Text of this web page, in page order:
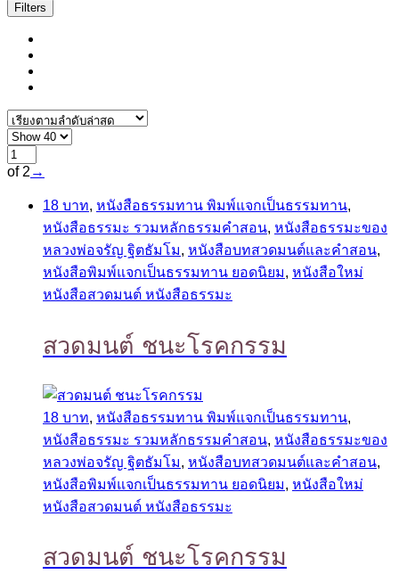
Filters
of 2 →
18 บาท, หนังสือธรรมทาน พิมพ์แจกเป็นธรรมทาน,
หนังสือธรรมะ รวมหลักธรรมคำสอน, หนังสือธรรมะของ
หลวงพ่อจรัญ ฐิตธัมโม, หนังสือบทสวดมนต์และคำสอน,
หนังสือพิมพ์แจกเป็นธรรมทาน ยอดนิยม, หนังสือใหม่
หนังสือสวดมนต์ หนังสือธรรมะ
สวดมนต์ ชนะโรคกรรม
18 บาท, หนังสือธรรมทาน พิมพ์แจกเป็นธรรมทาน,
หนังสือธรรมะ รวมหลักธรรมคำสอน, หนังสือธรรมะของ
หลวงพ่อจรัญ ฐิตธัมโม, หนังสือบทสวดมนต์และคำสอน,
หนังสือพิมพ์แจกเป็นธรรมทาน ยอดนิยม, หนังสือใหม่
หนังสือสวดมนต์ หนังสือธรรมะ
สวดมนต์ ชนะโรคกรรม